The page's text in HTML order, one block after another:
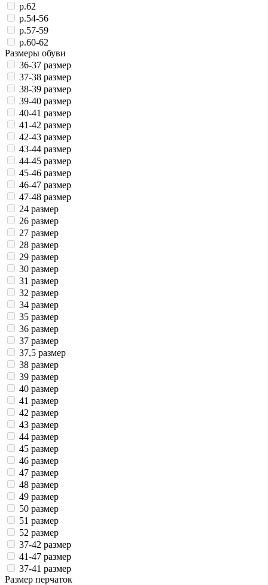
р.62
р.54-56
р.57-59
р.60-62
Размеры обуви
36-37 размер
37-38 размер
38-39 размер
39-40 размер
40-41 размер
41-42 размер
42-43 размер
43-44 размер
44-45 размер
45-46 размер
46-47 размер
47-48 размер
24 размер
26 размер
27 размер
28 размер
29 размер
30 размер
31 размер
32 размер
34 размер
35 размер
36 размер
37 размер
37,5 размер
38 размер
39 размер
40 размер
41 размер
42 размер
43 размер
44 размер
45 размер
46 размер
47 размер
48 размер
49 размер
50 размер
51 размер
52 размер
37-42 размер
41-47 размер
37-41 размер
Размер перчаток